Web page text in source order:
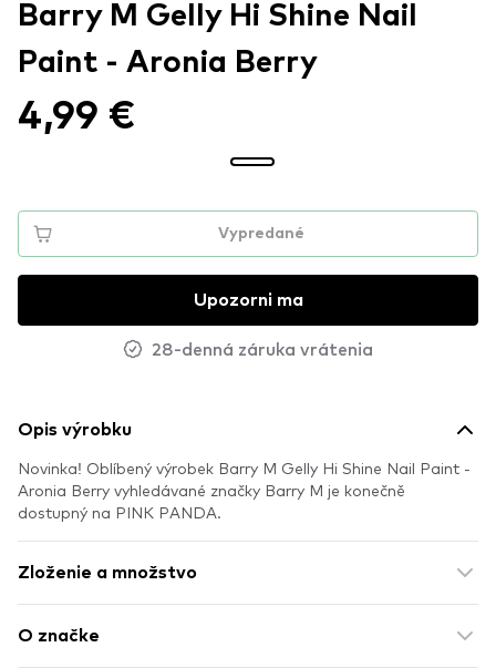
Barry M Gelly Hi Shine Nail
Paint - Aronia Berry
4,99 €
Vypredané
Upozorni ma
28-denná záruka vrátenia
Opis výrobku
Novinka! Oblíbený výrobek Barry M Gelly Hi Shine Nail Paint -
Aronia Berry vyhledávané značky Barry M je konečně
dostupný na PINK PANDA.
Zloženie a množstvo
O značke